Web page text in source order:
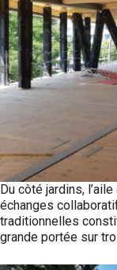
Du côté jardins,
échanges
traditionnelles
grande portée sur